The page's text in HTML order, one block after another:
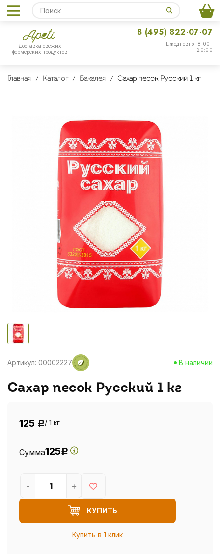
Доставка свежих
фермерских продуктов
Ежедневно: 8:00-
20:00
8 (495) 822-07-07
Главная Каталог Бакалея Сахар песок Русский 1 кг
Артикул: 00002227 В наличии
Сахар песок Русский 1 кг
125 Р/ 1 кг
Сумма125Р
КУПИТЬ
Купить в 1 клик
- +